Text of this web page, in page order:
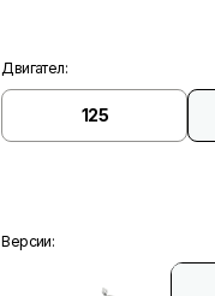
Двигател:
125
Версии: